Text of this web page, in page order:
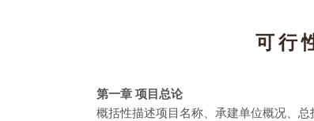
可行
第一章 项目总论
概括性描述项目名称、承建单位概况、总